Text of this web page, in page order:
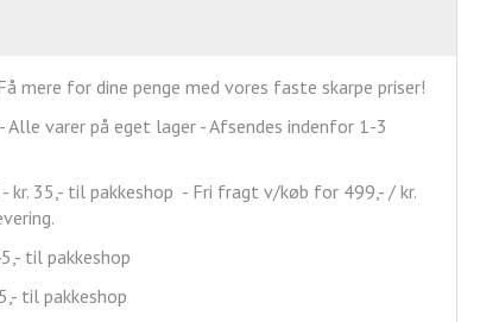
mere for dine penge med vores faste skarpe priser!
- Alle varer på eget lager - Afsendes indenfor 1-3
kr. 35,- til pakkeshop - Fri fragt v/køb for 499,- / kr.
til pakkeshop
til pakkeshop